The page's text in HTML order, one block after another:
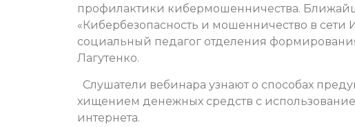
профилактики кибермошенничества.
«Кибербезопасность и мошенничество в
социальный педагог отделения
Лагутенко.
Слушатели вебинара узнают о способах
хищением денежных средств с
интернета.